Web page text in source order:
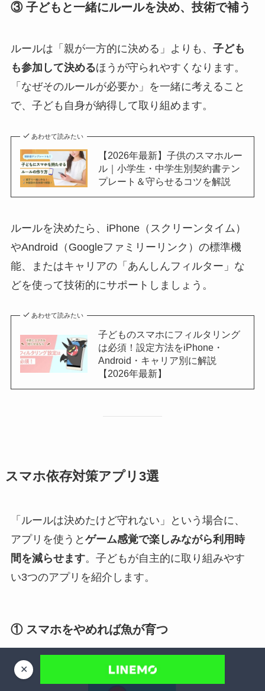
③ 子どもと一緒にルールを決め、技術で補う
ルールは「親が一方的に決める」よりも、 子ども
も参加して決めるほうが守られやすくなります。
「なぜそのルールが必要か」を一緒に考えること
で、子ども自身が納得して取り組めます。
あわせて読みたい
【2026年最新】子供のスマホルー
ル｜小学生・中学生別契約書テン
プレート＆守らせるコツを解説
ルールを決めたら、iPhone（スクリーンタイム）
やAndroid（Googleファミリーリンク）の標準機
能、またはキャリアの「あんしんフィルター」な
どを使って技術的にサポートしましょう。
あわせて読みたい
子どものスマホにフィルタリング
は必須！設定方法をiPhone・
Android・キャリア別に解説
【2026年最新】
スマホ依存対策アプリ3選
「ルールは決めたけど守れない」という場合に、
アプリを使うと ゲーム感覚で楽しみながら利用時
間を減らせます。子どもが自主的に取り組みやす
い3つのアプリを紹介します。
① スマホをやめれば魚が育つ
✕